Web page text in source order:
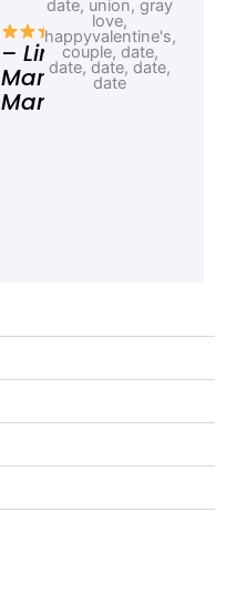
– Linda,
Marketing
Manager